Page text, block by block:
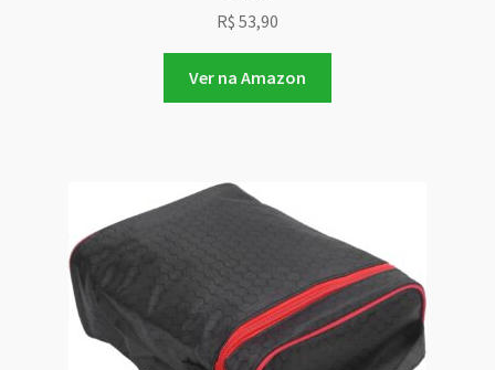
R$ 53,90
Ver na Amazon